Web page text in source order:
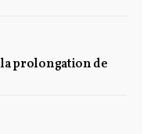
prolongation de